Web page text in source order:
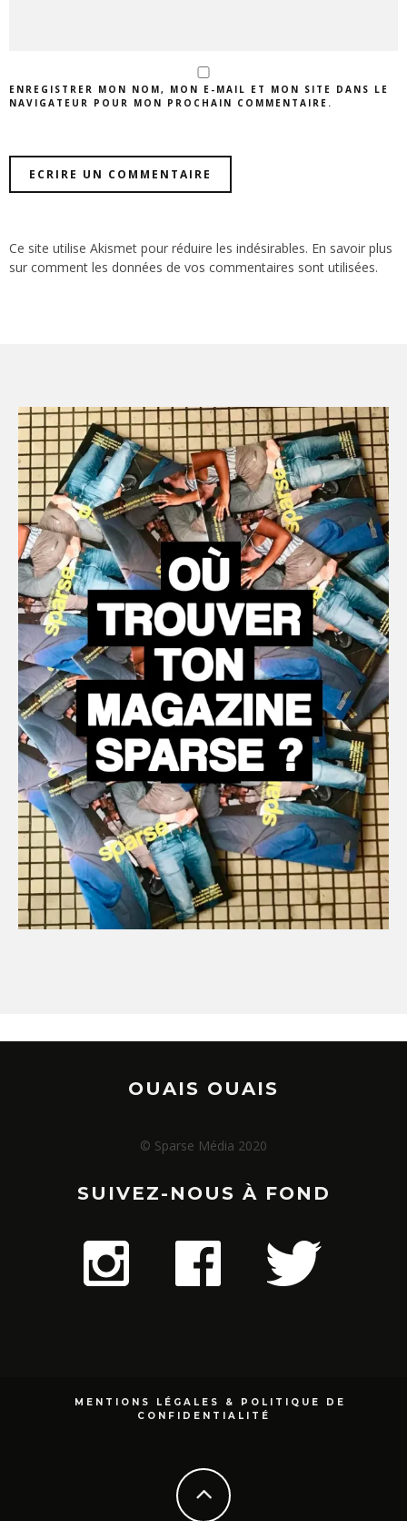
ENREGISTRER MON NOM, MON E-MAIL ET MON SITE DANS LE
NAVIGATEUR POUR MON PROCHAIN COMMENTAIRE.
Ce site utilise Akismet pour réduire les indésirables. En savoir plus
sur comment les données de vos commentaires sont utilisées.
OUAIS OUAIS
© Sparse Média 2020
SUIVEZ-NOUS À FOND
MENTIONS LÉGALES & POLITIQUE DE
CONFIDENTIALITÉ